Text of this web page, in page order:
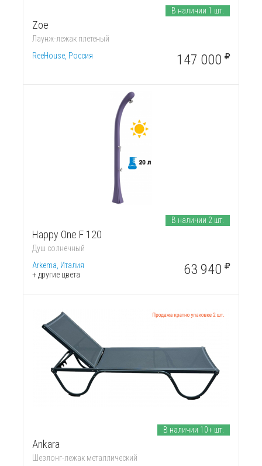
Zoe
Лаунж-лежак плетеный
ReeHouse, Россия
В наличии 1 шт.
147 000
Happy One F 120
Душ солнечный
Arkema, Италия
+ другие цвета
В наличии 2 шт.
63 940
Ankara
Шезлонг-лежак металлический
В наличии 10+ шт.